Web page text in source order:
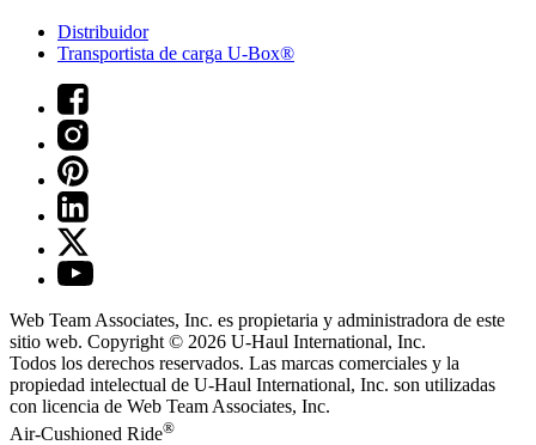
Distribuidor
Transportista de carga U-Box®
Web Team Associates, Inc. es propietaria y administradora de este
sitio web. Copyright © 2026 U-Haul International, Inc.
Todos los derechos reservados. Las marcas comerciales y la
propiedad intelectual de U-Haul International, Inc. son utilizadas
con licencia de Web Team Associates, Inc.
Air-Cushioned Ride®